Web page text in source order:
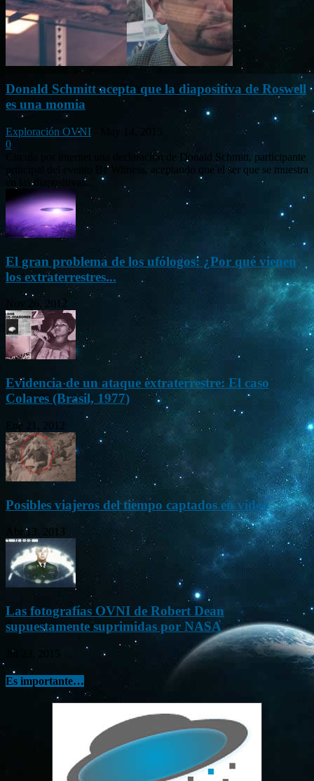
Donald Schmitt acepta que la diapositiva de Roswell
es una momia
Exploración OVNI
0
Circula por internet una declaración de Donald Schmitt, participante
principal del evento Be Witness, aceptando que el ser que se muestra
en las diapositivas...
El gran problema de los ufólogos: ¿Por qué vienen
los extraterrestres...
Nov 26, 2012
Evidencia de un ataque extraterrestre: El caso
Colares (Brasil, 1977)
Ene 21, 2012
Posibles viajeros del tiempo captados en vídeo
Abr 13, 2013
Las fotografías OVNI de Robert Dean
supuestamente suprimidas por NASA
Jul 23, 2015
Es importante…